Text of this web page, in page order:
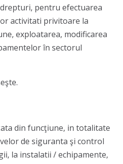
pentru efectuarea
activitati privitoare la
exploatarea, modificarea
în sectorul
din funcţiune, in totalitate
de siguranta şi control
la instalatii / echipamente,